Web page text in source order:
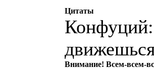
Цитаты
Внимание! Всем-всем-